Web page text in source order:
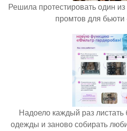
Решила протестировать один
промтов для бьюти
Надоело каждый раз листать
одежды и заново собирать